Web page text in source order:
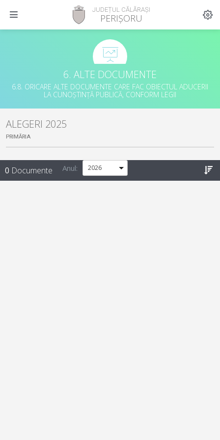
JUDEȚUL CĂLĂRAȘI
PERIȘORU
6. ALTE DOCUMENTE
6.8. ORICARE ALTE DOCUMENTE CARE FAC OBIECTUL ADUCERII
LA CUNOȘTINȚĂ PUBLICĂ, CONFORM LEGII
ALEGERI 2025
PRIMĂRIA
0 Documente Anul: